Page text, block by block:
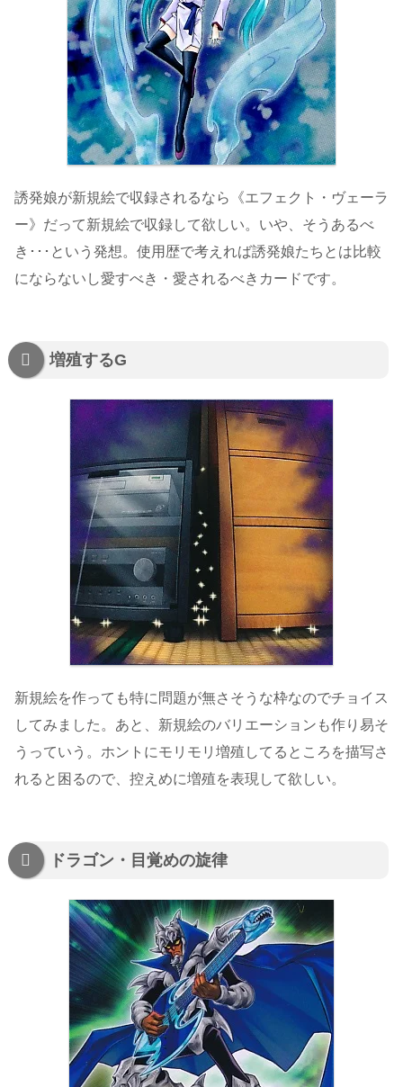
誘発娘が新規絵で収録されるなら《エフェクト・ヴェーラ
ー》だって新規絵で収録して欲しい。いや、そうあるべ
き･･･という発想。使用歴で考えれば誘発娘たちとは比較
にならないし愛すべき・愛されるべきカードです。
増殖するG
新規絵を作っても特に問題が無さそうな枠なのでチョイス
してみました。あと、新規絵のバリエーションも作り易そ
うっていう。ホントにモリモリ増殖してるところを描写さ
れると困るので、控えめに増殖を表現して欲しい。
ドラゴン・目覚めの旋律